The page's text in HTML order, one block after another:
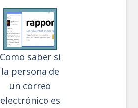
Como saber si
la persona de
un correo
electrónico es